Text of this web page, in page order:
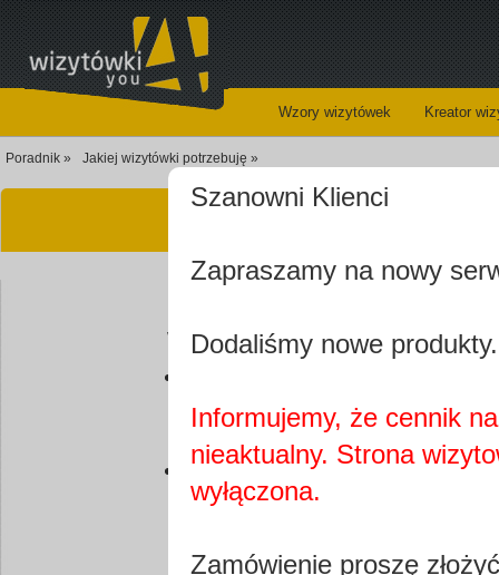
Wzory wizytówek Kreator
Poradnik » Jakiej wizytówki potrzebuję »
Wizytówki możemy podzielić,
Wizytówki służą głównie
się na niej informacje
osobiste
Wizytówki osobiste służą
biznesie, który reprezentuje.
Szanowni Klienci
Zapraszamy na nowy
Dodaliśmy nowe
Informujemy, że cennik
nieaktualny. Strona
wyłączona.
Zamówienie proszę